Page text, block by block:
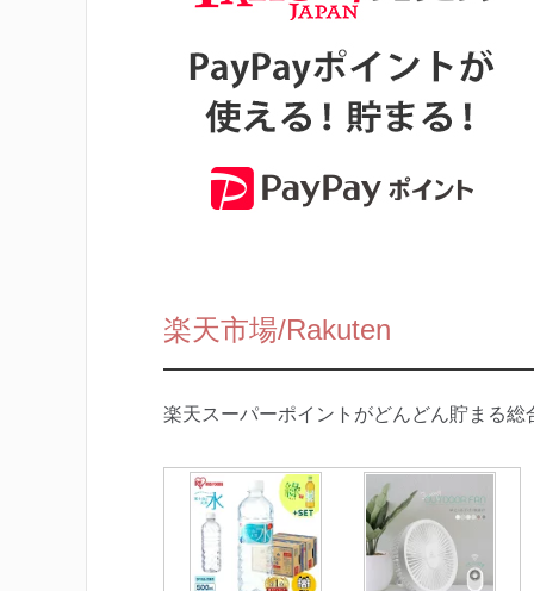
楽天市場/Rakuten
楽天スーパーポイントがどんどん貯まる総